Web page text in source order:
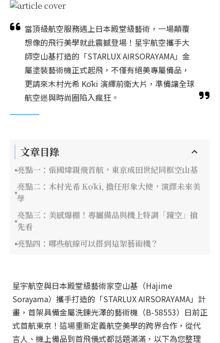
當頂級航空服務遇上日本殿堂級藝術，一場顛覆
想像的飛行美學就此震撼登場！星宇航空攜手大
師空山基打造的「STARLUX AIRSORAYAMA」金
屬塗裝藝術機正式起飛，不僅有絕美專屬備品，
更請來木村光希 Kōki 演繹前衛大片，準備讓全球
航空迷與時尚圈陷入瘋狂。
文章目錄
亮點一：張國煒親飛首航，東京成田世紀同框空山基
亮點二：木村光希 Kōki, 擔任形象大使，演繹未來美
學
亮點三：美感爆棚！專屬備品與機上特調「鏡空」搶
先看
亮點四：哪些航線可以搭到這架藝術機？
星宇航空與日本殿堂級藝術家空山基（Hajime
Sorayama）攜手打造的「STARLUX AIRSORAYAMA」計
畫，首架具備金屬洗鍊光澤的藝術機（B-58553）日前正
式首航東京！這場重新定義航空美學的跨界合作，從代
言人、機上備品到首飛儀式都話題滿滿，以下為您整理